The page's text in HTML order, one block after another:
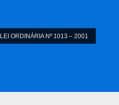
LEI ORDINÁRIA Nº 1013 – 2001